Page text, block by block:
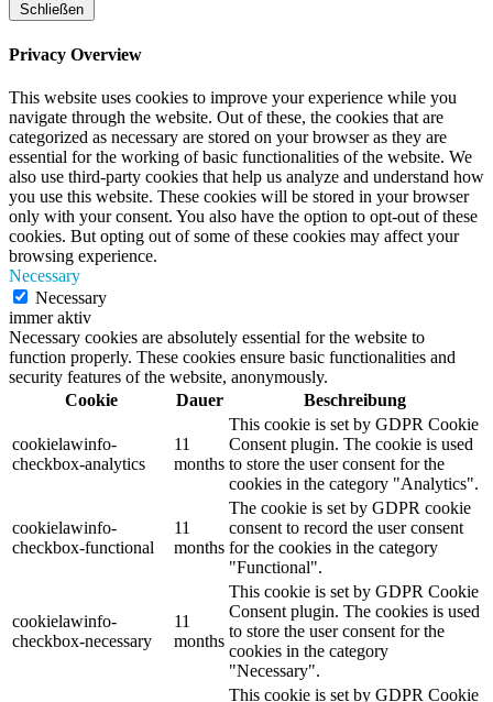
Schließen
Privacy Overview
This website uses cookies to improve your experience while you
navigate through the website. Out of these, the cookies that are
categorized as necessary are stored on your browser as they are
essential for the working of basic functionalities of the website. We
also use third-party cookies that help us analyze and understand how
you use this website. These cookies will be stored in your browser
only with your consent. You also have the option to opt-out of these
cookies. But opting out of some of these cookies may affect your
browsing experience.
Necessary
Necessary
immer aktiv
Necessary cookies are absolutely essential for the website to
function properly. These cookies ensure basic functionalities and
security features of the website, anonymously.
Cookie
Dauer Beschreibung
cookielawinfo-
checkbox-analytics
11
months
This cookie is set by GDPR Cookie
Consent plugin. The cookie is used
to store the user consent for the
cookies in the category "Analytics".
cookielawinfo-
checkbox-functional
11
months
The cookie is set by GDPR cookie
consent to record the user consent
for the cookies in the category
"Functional".
cookielawinfo-
checkbox-necessary
11
months
This cookie is set by GDPR Cookie
Consent plugin. The cookies is used
to store the user consent for the
cookies in the category
"Necessary".
This cookie is set by GDPR Cookie